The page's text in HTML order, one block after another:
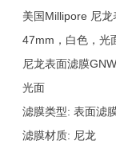
美国Millipore 尼龙
47mm，白色，光
尼龙表面滤膜
光面
滤膜类型: 表面滤
滤膜材质: 尼龙